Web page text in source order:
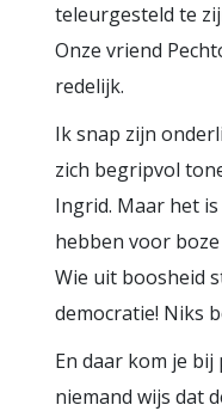
teleurgesteld te
Onze vriend
redelijk.
Ik snap zijn
zich begripvol
Ingrid. Maar het
hebben voor boze
Wie uit boosheid
democratie! Niks
En daar kom je
niemand wijs dat